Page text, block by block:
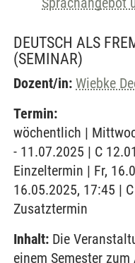
DEUTSCH ALS
(SEMINAR)
Dozent/in: Wiebke
Termin:
wöchentlich |
- 11.07.2025 | C
Einzeltermin | Fr,
16.05.2025, 17:45 |
Zusatztermin
Inhalt: Die
einem Semester